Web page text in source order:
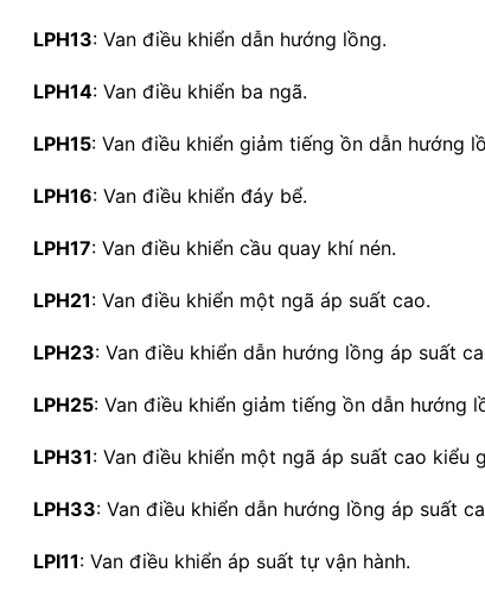
LPH13: Van điều khiển dẫn hướng lồng.
LPH14: Van điều khiển ba ngã.
LPH15: Van điều khiển giảm tiếng ồn dẫn hướng
LPH16: Van điều khiển đáy bể.
LPH17: Van điều khiển cầu quay khí nén.
LPH21: Van điều khiển một ngã áp suất cao.
LPH23: Van điều khiển dẫn hướng lồng áp suất
LPH25: Van điều khiển giảm tiếng ồn dẫn hướng
LPH31: Van điều khiển một ngã áp suất cao kiểu
LPH33: Van điều khiển dẫn hướng lồng áp suất
LPI11: Van điều khiển áp suất tự vận hành.